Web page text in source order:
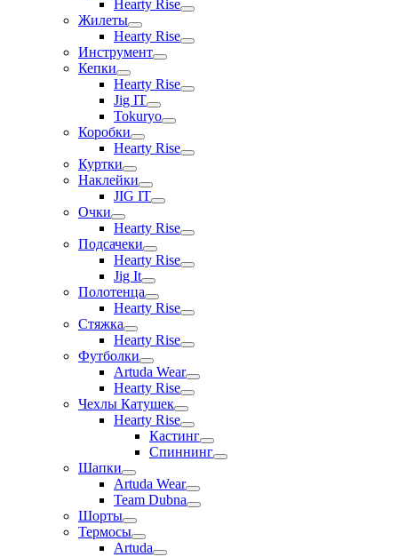
Hearty Rise
Жилеты
Hearty Rise
Инструмент
Кепки
Hearty Rise
Jig IT
Tokuryo
Коробки
Hearty Rise
Куртки
Наклейки
JIG IT
Очки
Hearty Rise
Подсачеки
Hearty Rise
Jig It
Полотенца
Hearty Rise
Стяжка
Hearty Rise
Футболки
Artuda Wear
Hearty Rise
Чехлы Катушек
Hearty Rise
Кастинг
Спиннинг
Шапки
Artuda Wear
Team Dubna
Шорты
Термосы
Artuda